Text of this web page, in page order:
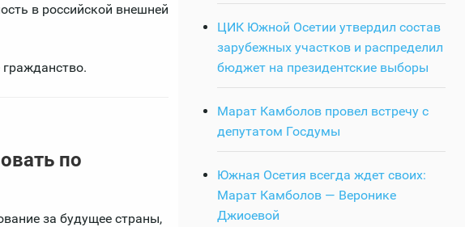
в российской внешней
по
за будущее страны,
ЦИК Южной Осетии утвердил состав
зарубежных участков и распределил
бюджет на президентские выборы
Марат Камболов провел встречу с
депутатом Госдумы
Южная Осетия всегда ждет своих:
Марат Камболов — Веронике
Джиоевой